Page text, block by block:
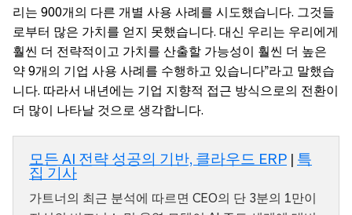
리는 900개의 다른 개별 사용 사례를 시도했습니다. 그것들
로부터 많은 가치를 얻지 못했습니다. 대신 우리는 우리에게
훨씬 더 전략적이고 가치를 산출할 가능성이 훨씬 더 높은
약 9개의 기업 사용 사례를 수행하고 있습니다”라고 말했습
니다. 따라서 내년에는 기업 지향적 접근 방식으로의 전환이
더 많이 나타날 것으로 생각합니다.
모든 AI 전략 성공의 기반, 클라우드 ERP | 특
집 기사
가트너의 최근 분석에 따르면 CEO의 단 3분의 1만이